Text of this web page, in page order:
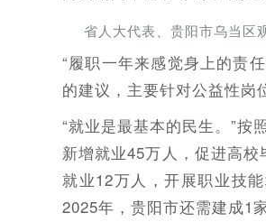
省人大代表、贵阳市乌当区
“履职一年来感觉身上的责
的建议，主要针对公益性岗
“就业是最基本的民生。”按
新增就业45万人，促进高
就业12万人，开展职业技
2025年，贵阳市还需建成1